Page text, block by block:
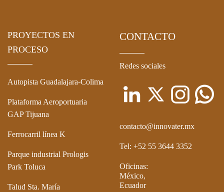
PROYECTOS EN
PROCESO
Autopista Guadalajara-Colima
Plataforma Aeroportuaria
GAP Tijuana
Ferrocarril línea K
Parque industrial Prologis
Park Toluca
Talud Sta. María
CONTACTO
Redes sociales
contacto@innovater.mx
Tel: +52 55 3644 3352
Oficinas:
México,
Ecuador